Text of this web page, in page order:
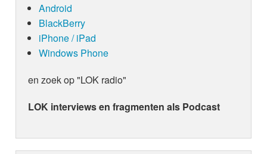
Android
BlackBerry
iPhone / iPad
Windows Phone
en zoek op "LOK radio"
LOK interviews en fragmenten als Podcast